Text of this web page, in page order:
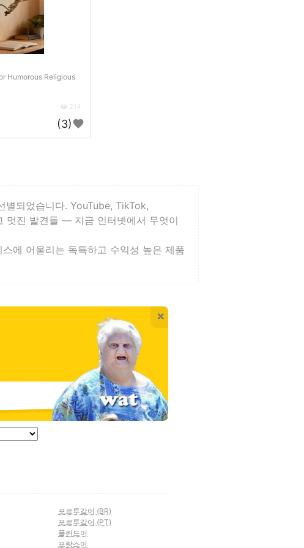
Humorous Religious
214
(3)
별되었습니다. YouTube, TikTok,
멋진 발견들 — 지금 인터넷에서 무엇이
에 어울리는 독특하고 수익성 높은 제품
×
포르투갈어 (BR)
포르투갈어 (PT)
폴란드어
프랑스어